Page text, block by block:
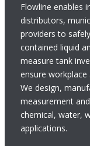
Flowline enables
distributors,
providers to
contained liquid
measure tank
ensure
We design,
measurement
chemical, water,
applications.